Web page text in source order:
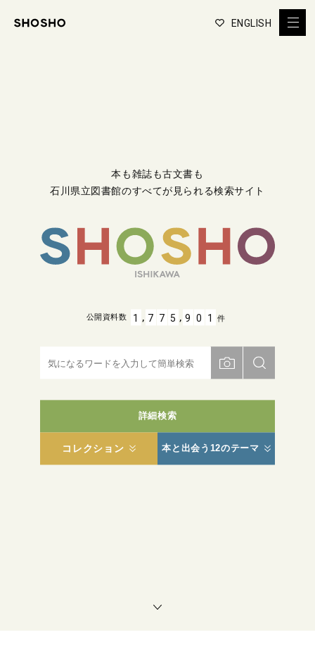
ENGLISH
本も雑誌も古文書も
石川県立図書館のすべてが見られる検索サイト
詳細検索
コレクション 本と出会う12のテーマ
公開資料数 1 , 7 7 5 , 9 0 1 件